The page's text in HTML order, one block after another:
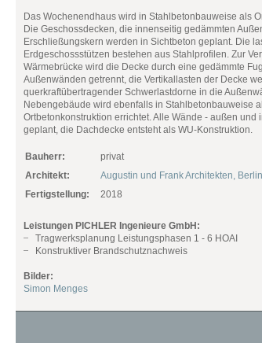
Das Wochenendhaus wird in Stahlbetonbauweise als
Die Geschossdecken, die innenseitig gedämmten
Erschließungskern werden in Sichtbeton geplant. Die
Erdgeschossstützen bestehen aus Stahlprofilen. Zur
Wärmebrücke wird die Decke durch eine gedämmte
Außenwänden getrennt, die Vertikallasten der Decke
querkraftübertragender Schwerlastdorne in die
Nebengebäude wird ebenfalls in Stahlbetonbauweise
Ortbetonkonstruktion errichtet. Alle Wände - außen und
geplant, die Dachdecke entsteht als WU-Konstruktion.
Bauherr:
privat
Architekt:
Augustin und Frank Architekten, Berlin
Fertigstellung:
2018
Leistungen PICHLER Ingenieure GmbH:
Tragwerksplanung Leistungsphasen 1 - 6 HOAI
Konstruktiver Brandschutznachweis
Bilder:
Simon Menges